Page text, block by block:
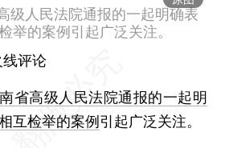
级人民法院通报的一起明确表
举的案例引起广泛关注。
线评论
省高级人民法院通报的一起明
互检举的案例 引起广泛关注。